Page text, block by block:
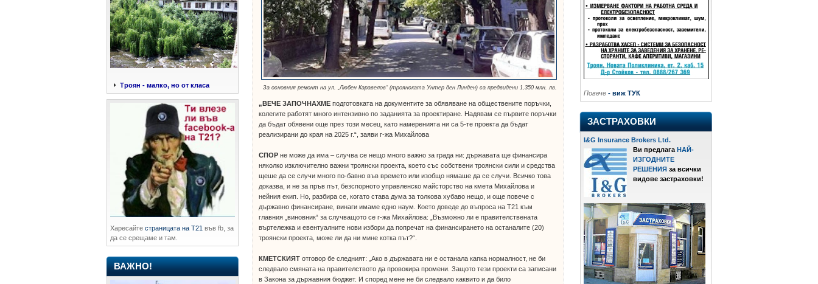
Троян - малко, но от класа
Харесайте страницата на Т21 във fb, за
да се срещаме и там.
ВАЖНО!
За основния ремонт на ул. „Любен Каравелов“ (троянската Унтер ден Линден) са предвидени 1,350 млн. лв.
„ВЕЧЕ ЗАПОЧНАХМЕ подготовката на документите за обявяване на обществените поръчки,
колегите работят много интензивно по заданията за проектиране. Надявам се първите поръчки
да бъдат обявени още през този месец, като намеренията ни са 5-те проекта да бъдат
реализирани до края на 2025 г.“, заяви г-жа Михайлова
СПОР не може да има – случва се нещо много важно за града ни: държавата ще финансира
няколко изключително важни троянски проекта, което със собствени троянски сили и средства
щеше да се случи много по-бавно във времето или изобщо нямаше да се случи. Всичко това
доказва, и не за пръв път, безспорното управленско майсторство на кмета Михайлова и
нейния екип. Но, разбира се, когато става дума за толкова хубаво нещо, и още повече с
държавно финансиране, винаги имаме едно наум. Което доведе до въпроса на Т21 към
главния „виновник“ за случващото се г-жа Михайлова: „Възможно ли е правителствената
въртележка и евентуалните нови избори да попречат на финансирането на останалите (20)
троянски проекта, може ли да ни мине котка път?“.
КМЕТСКИЯТ отговор бе следният: „Ако в държавата ни е останала капка нормалност, не би
следвало смяната на правителството да провокира промени. Защото тези проекти са записани
в Закона за държавния бюджет. И според мене не би следвало каквито и да било
Повече - виж ТУК
ЗАСТРАХОВКИ
I&G Insurance Brokers Ltd.
Ви предлага НАЙ-
ИЗГОДНИТЕ
РЕШЕНИЯ за всички
видове застраховки!